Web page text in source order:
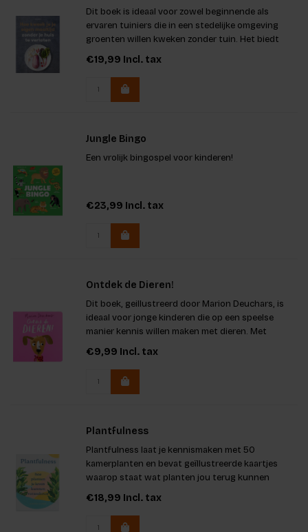
Dit boek is ideaal voor zowel beginnende als
ervaren tuiniers die in een stedelijke omgeving
groenten willen kweken zonder tuin. Het biedt
praktische kennis over potteelt binnenshuis en op
balkons, waardoor je duurzaam en goedkoop je
eigen voedsel kunt ve
€19,99 Incl. tax
Jungle Bingo
Een vrolijk bingospel voor kinderen!
€23,99 Incl. tax
Ontdek de Dieren!
Dit boek, geillustreerd door Marion Deuchars, is
ideaal voor jonge kinderen die op een speelse
manier kennis willen maken met dieren. Met
prachtige tekeningen stimuleert het de
verbeelding en het leren van dieren. Het is een
waardevolle aanvulling op de s
€9,99 Incl. tax
Plantfulness
Plantfulness laat je kennismaken met 50
kamerplanten en bevat geïllustreerde kaartjes
waarop staat wat planten jou terug kunnen
geven, zodat er een relatie tussen jullie ontstaat
waarin jullie allebei tot bloei komen.
€18,99 Incl. tax